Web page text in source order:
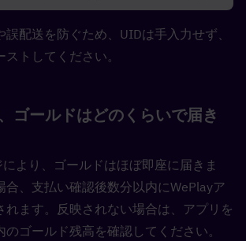
配送を防ぐため、UIDは手入力せず、
トしてください。
ゴールドはどのくらいで届き
より、ゴールドはほぼ即座に届きま
合、支払い確認後数分以内にWePlayア
れます。反映されない場合は、アプリを
ゴールド残高を確認してください。